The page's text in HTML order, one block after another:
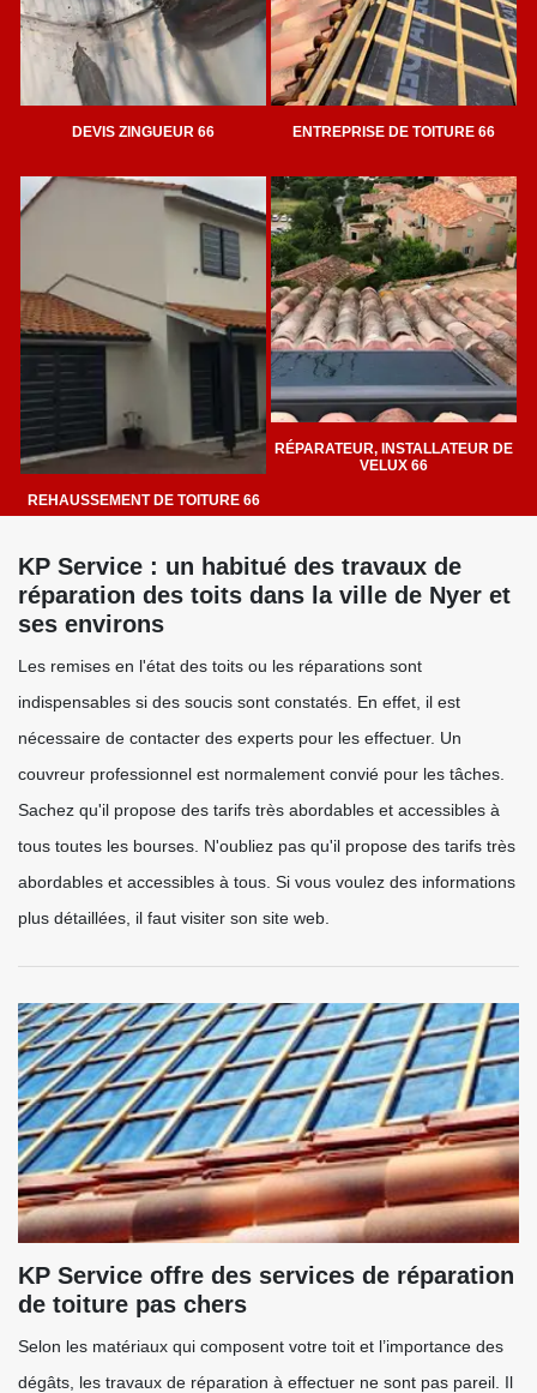
DEVIS ZINGUEUR 66 ENTREPRISE DE TOITURE 66
REHAUSSEMENT DE TOITURE 66
RÉPARATEUR, INSTALLATEUR DE
VELUX 66
KP Service : un habitué des travaux de
réparation des toits dans la ville de Nyer et
ses environs
Les remises en l'état des toits ou les réparations sont
indispensables si des soucis sont constatés. En effet, il est
nécessaire de contacter des experts pour les effectuer. Un
couvreur professionnel est normalement convié pour les tâches.
Sachez qu'il propose des tarifs très abordables et accessibles à
tous toutes les bourses. N'oubliez pas qu'il propose des tarifs très
abordables et accessibles à tous. Si vous voulez des informations
plus détaillées, il faut visiter son site web.
KP Service offre des services de réparation
de toiture pas chers
Selon les matériaux qui composent votre toit et l’importance des
dégâts, les travaux de réparation à effectuer ne sont pas pareil. Il